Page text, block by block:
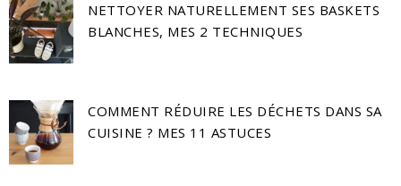
NETTOYER NATURELLEMENT SES BASKETS
BLANCHES, MES 2 TECHNIQUES
COMMENT RÉDUIRE LES DÉCHETS DANS SA
CUISINE ? MES 11 ASTUCES